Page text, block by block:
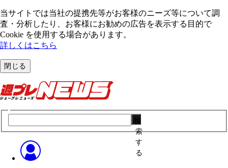
当サイトでは当社の提携先等がお客様のニーズ等について調
査・分析したり、お客様にお勧めの広告を表⽰する⽬的で
Cookie を使⽤する場合があります。
詳しくはこちら
閉じる
索
す
る